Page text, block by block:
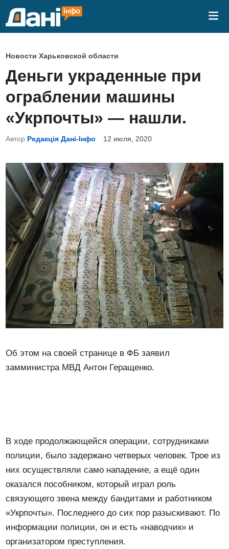
О
п
у
б
к
в
а
в
Новости Харьковской области
Деньги украденные при
ограблении машины
«Укрпочты» — нашли.
Автор Редакція Дані-Інфо 12 июля, 2020
Об этом на своей странице в ФБ заявил
замминистра МВД Антон Геращенко.
В ходе продолжающейся операции, сотрудниками
полиции, было задержано четверых человек. Трое из
них осуществляли само нападение, а ещё один
оказался пособником, который играл роль
связующего звена между бандитами и работником
«Укрпочты». Последнего до сих пор разыскивают. По
информации полиции, он и есть «наводчик» и
организатором преступления.